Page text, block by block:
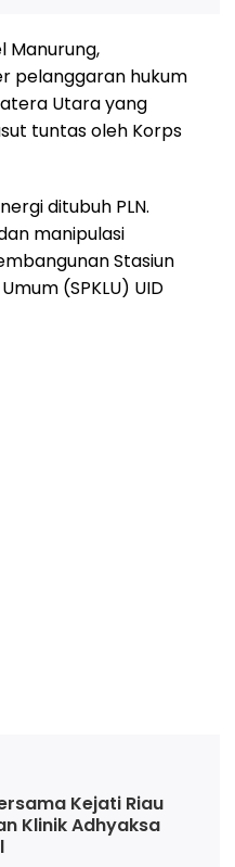
Manurung,
pelanggaran hukum
Utara yang
tuntas oleh Korps
ditubuh PLN.
manipulasi
Stasiun
(SPKLU) UID
Kejati Riau
Klinik Adhyaksa